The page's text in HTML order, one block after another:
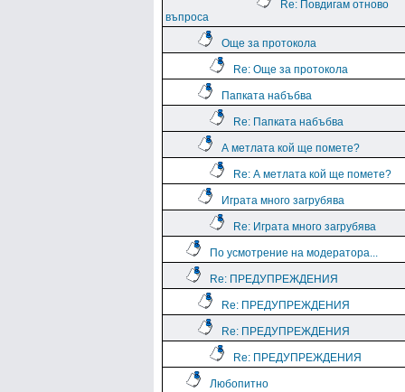
Re: Повдигам отново
въпроса
Още за протокола
Re: Още за протокола
Папката набъбва
Re: Папката набъбва
А метлата кой ще помете?
Re: А метлата кой ще помете?
Играта много загрубява
Re: Играта много загрубява
По усмотрение на модератора...
Re: ПРЕДУПРЕЖДЕНИЯ
Re: ПРЕДУПРЕЖДЕНИЯ
Re: ПРЕДУПРЕЖДЕНИЯ
Re: ПРЕДУПРЕЖДЕНИЯ
Любопитно